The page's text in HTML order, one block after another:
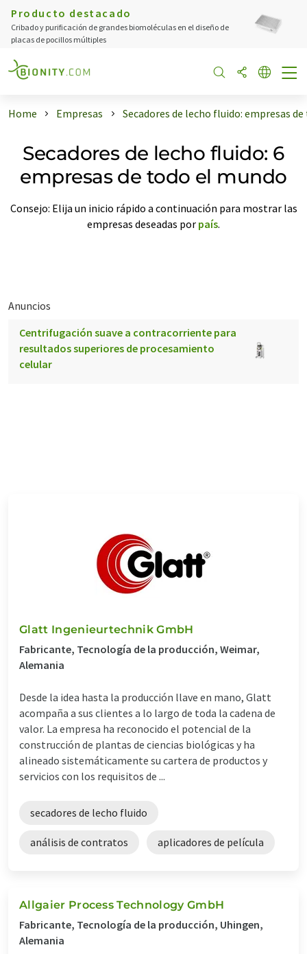
Producto destacado
Cribado y purificación de grandes biomoléculas en el diseño de
placas de pocillos múltiples
Home Empresas Secadores de lecho fluido: empresas
Secadores de lecho fluido: 6
empresas de todo el mundo
Consejo: Elija un inicio rápido a continuación para mostrar las
empresas deseadas por país.
Anuncios
Centrifugación suave a contracorriente para
resultados superiores de procesamiento
celular
Glatt Ingenieurtechnik GmbH
Fabricante, Tecnología de la producción, Weimar,
Alemania
Desde la idea hasta la producción llave en mano, Glatt
acompaña a sus clientes a lo largo de toda la cadena de
valor. La empresa ha reconocido el potencial de la
construcción de plantas de ciencias biológicas y ha
alineado sistemáticamente su cartera de productos y
servicios con los requisitos de ...
secadores de lecho fluido
análisis de contratos aplicadores de película
Allgaier Process Technology GmbH
Fabricante, Tecnología de la producción, Uhingen,
Alemania